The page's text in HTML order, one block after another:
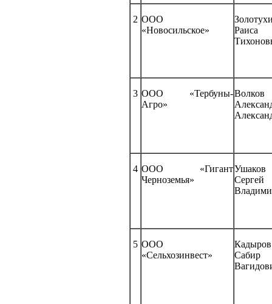
2 ООО
«Новосильское»
Раиса
3 ООО «Тербуны-
Агро»
Волков
4 ООО «Гигант
Черноземья»
Сергей
5 ООО
«Сельхозинвест»
Кадыров
Сабир